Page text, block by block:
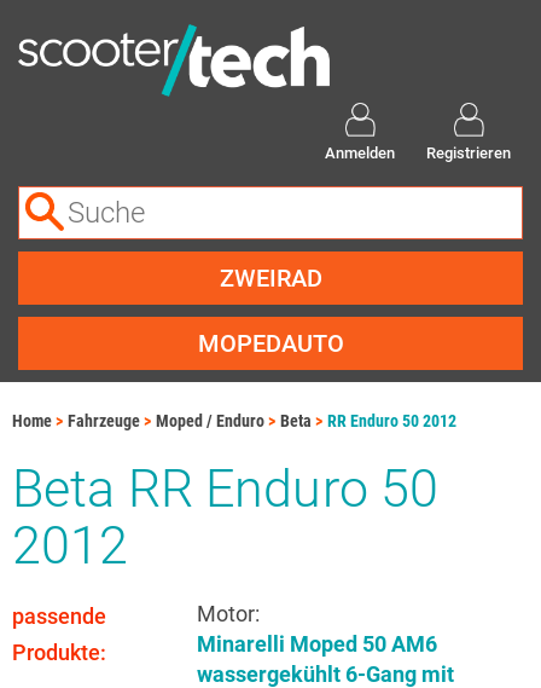
Anmelden Registrieren
ZWEIRAD
MOPEDAUTO
Home Fahrzeuge Moped / Enduro Beta RR Enduro 50 2012
Beta RR Enduro 50
2012
passende
Produkte:
Motor:
Minarelli Moped 50 AM6
wassergekühlt 6-Gang mit